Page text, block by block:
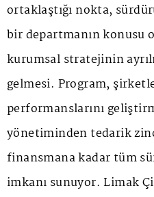
ortaklaştığı nokta,
bir departmanın konusu
kurumsal stratejinin
gelmesi. Program,
performanslarını
yönetiminden tedarik
finansmana kadar tüm
imkanı sunuyor. Limak